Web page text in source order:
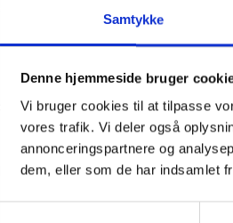
Samtykke
Denne hjemmeside bruger
Vi bruger cookies til at tilpasse
vores trafik. Vi deler også
annonceringspartnere og
dem, eller som de har indsamlet
fryseren
optøning
til hele familien
moderne retter
i en praktisk 500 g pakke, der